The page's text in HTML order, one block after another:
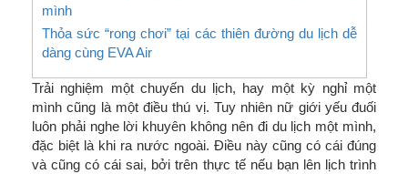
mình
Thỏa sức “rong chơi” tại các thiên đường du lịch dễ
dàng cùng EVA Air
Trải nghiệm một chuyến du lịch, hay một kỳ nghỉ một
mình cũng là một điều thú vị. Tuy nhiên nữ giới yếu đuối
luôn phải nghe lời khuyên không nên đi du lịch một mình,
đặc biệt là khi ra nước ngoài. Điều này cũng có cái đúng
và cũng có cái sai, bởi trên thực tế nếu bạn lên lịch trình